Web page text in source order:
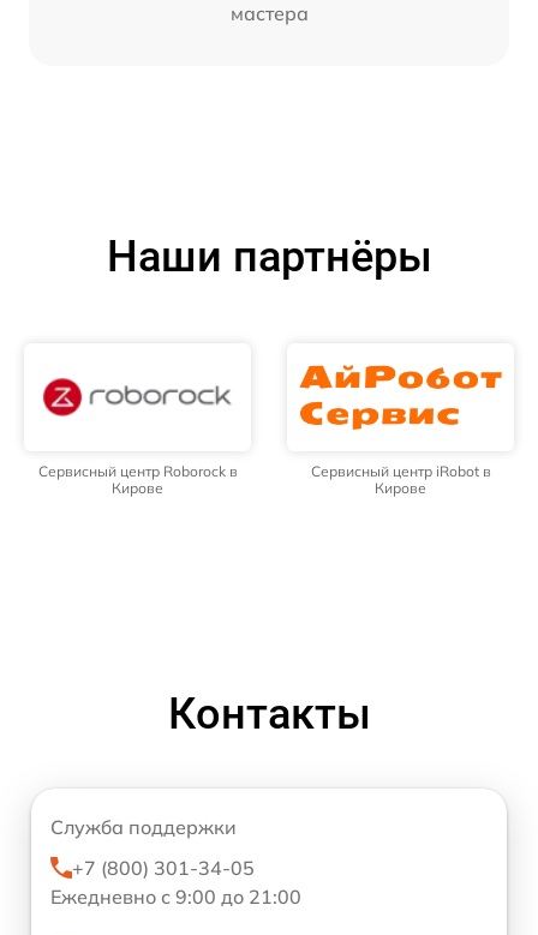
мастера
Наши партнёры
Сервисный центр Roborock в
Кирове
Сервисный центр iRobot в
Кирове
Контакты
Служба поддержки
+7 (800) 301-34-05
Ежедневно с 9:00 до 21:00